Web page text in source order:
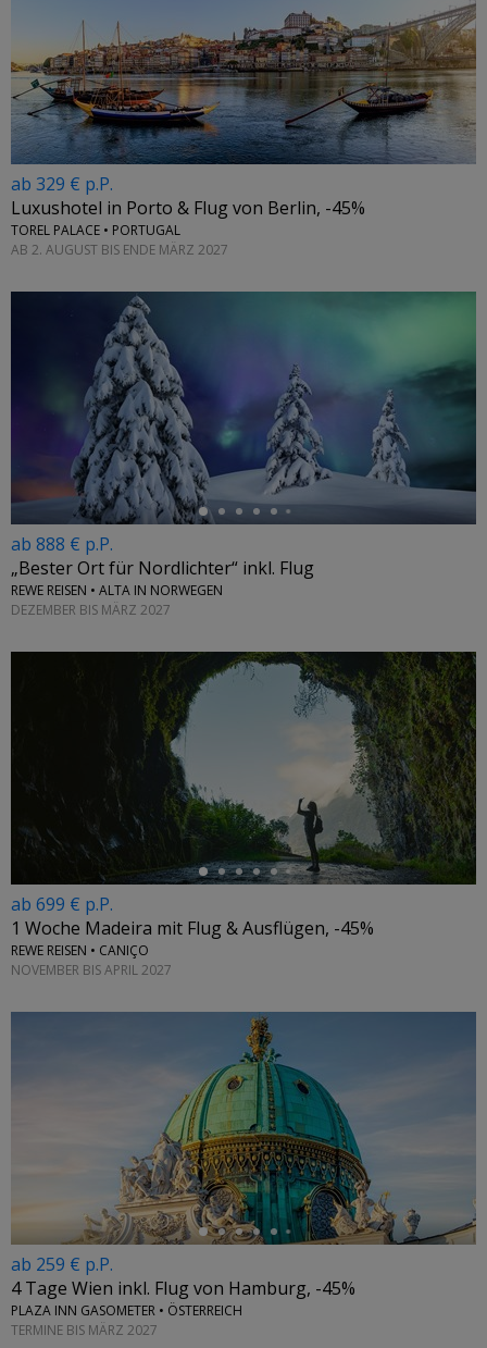
ab 329 € p.P.
Luxushotel in Porto & Flug von Berlin, -45%
TOREL PALACE • PORTUGAL
AB 2. AUGUST BIS ENDE MÄRZ 2027
ab 888 € p.P.
„Bester Ort für Nordlichter“ inkl. Flug
REWE REISEN • ALTA IN NORWEGEN
DEZEMBER BIS MÄRZ 2027
ab 699 € p.P.
1 Woche Madeira mit Flug & Ausflügen, -45%
REWE REISEN • CANIÇO
NOVEMBER BIS APRIL 2027
ab 259 € p.P.
4 Tage Wien inkl. Flug von Hamburg, -45%
PLAZA INN GASOMETER • ÖSTERREICH
TERMINE BIS MÄRZ 2027